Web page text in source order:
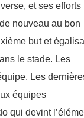
et ses efforts
nouveau au bon
but et
le stade. Les
Les
équipes
qui devint